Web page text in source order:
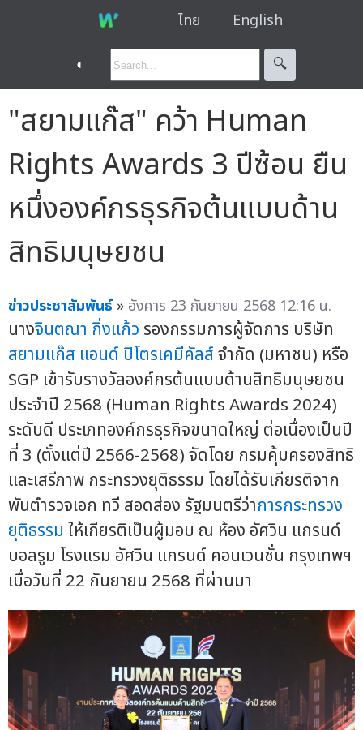
ไทย English
◐ 🔍︎
"สยามแก๊ส" คว้า Human
Rights Awards 3 ปีซ้อน ยืน
หนึ่งองค์กรธุรกิจต้นแบบด้าน
สิทธิมนุษยชน
ข่าวประชาสัมพันธ์ » อังคาร 23 กันยายน 2568 12:16 น.
นางจินตณา กิ่งแก้ว รองกรรมการผู้จัดการ บริษัท
สยามแก๊ส แอนด์ ปิโตรเคมีคัลส์จำกัด (มหาชน) หรือ
SGP เข้ารับรางวัลองค์กรต้นแบบด้านสิทธิมนุษยชน
ประจำปี 2568 (Human Rights Awards 2024)
ระดับดี ประเภทองค์กรธุรกิจขนาดใหญ่ ต่อเนื่องเป็นปี
ที่ 3 (ตั้งแต่ปี 2566-2568) จัดโดย กรมคุ้มครองสิทธิ
และเสรีภาพ กระทรวงยุติธรรม โดยได้รับเกียรติจาก
พันตำรวจเอก ทวี สอดส่อง รัฐมนตรีว่าการกระทรวง
ยุติธรรม ให้เกียรติเป็นผู้มอบ ณ ห้อง อัศวิน แกรนด์
บอลรูม โรงแรม อัศวิน แกรนด์ คอนเวนชั่น กรุงเทพฯ
เมื่อวันที่ 22 กันยายน 2568 ที่ผ่านมา